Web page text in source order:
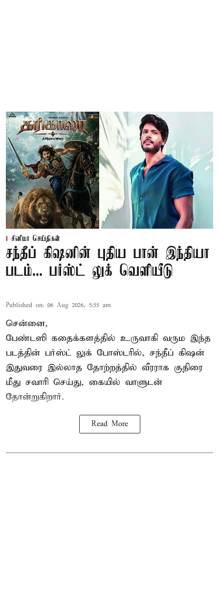
சினிமா செய்திகள்
சந்தீப் கிஷனின் புதிய பான் இந்தியா
படம்... பர்ஸ்ட் லுக் வெளியீடு
Published on: 06 Aug 2026, 5:55 am
சென்னை,
பேண்டஸி கதைக்களத்தில் உருவாகி வரும இந்த
படத்தின் பர்ஸ்ட் லுக் போஸ்டரில், சந்தீப் கிஷன்
இதுவரை இல்லாத தோற்றத்தில் வீரராக குதிரை
மீது சவாரி செய்து, கையில் வாளுடன்
தோன்றுகிறார்.
Read More